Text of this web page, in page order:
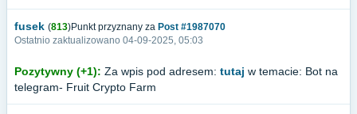
fusek (813)Punkt przyznany za Post #1987070
Ostatnio zaktualizowano 04-09-2025, 05:03
Pozytywny (+1): Za wpis pod adresem: tutaj w temacie: Bot na
telegram- Fruit Crypto Farm